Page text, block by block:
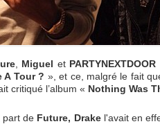
, Miguel et PARTYNEXTDOOR
A Tour ? », et ce, malgré le fait
critiqué l’album « Nothing Was
part de Future, Drakel'avait en